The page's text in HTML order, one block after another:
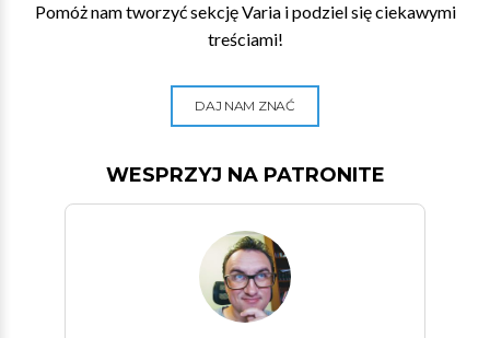
Pomóż nam tworzyć sekcję Varia i podziel się ciekawymi
treściami!
DAJ NAM ZNAĆ
WESPRZYJ NA PATRONITE